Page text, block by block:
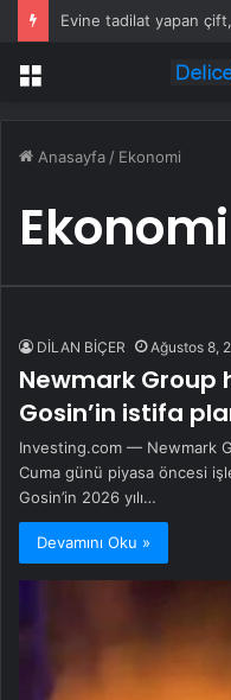
Menü
Anasayfa / Ekonomi
Ekonomi
DİLAN BİÇER Ağustos 8,
Newmark Group
Gosin’in istifa
Investing.com — Newmark
Cuma günü piyasa öncesi
Gosin’in 2026 yılı…
Devamını Oku »